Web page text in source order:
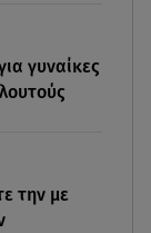
στα
γυναίκες
την με